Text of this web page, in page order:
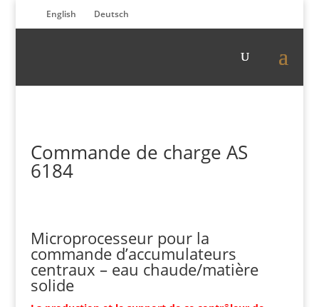
English Deutsch
Commande de charge AS
6184
Microprocesseur pour la
commande d’accumulateurs
centraux – eau chaude/matière
solide